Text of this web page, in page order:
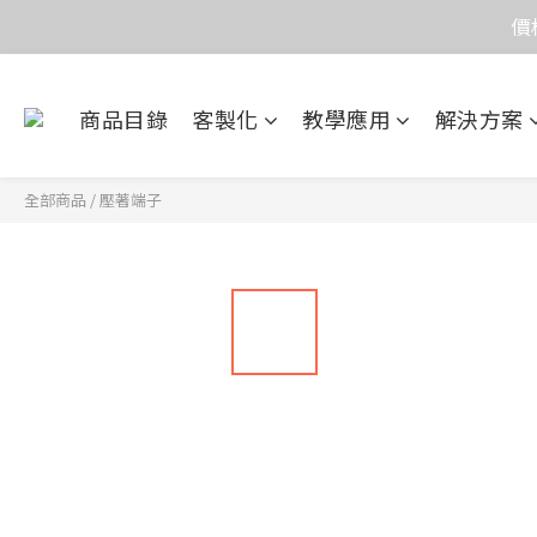
目前電話
商品目錄 客製化 教學應用 解決方案
全部商品 /壓著端子